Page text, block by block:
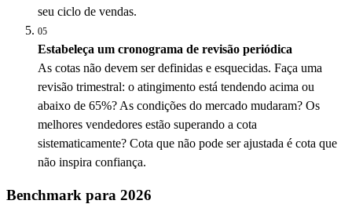
seu ciclo de vendas.
05
Estabeleça um cronograma de revisão periódica
As cotas não devem ser definidas e esquecidas. Faça uma
revisão trimestral: o atingimento está tendendo acima ou
abaixo de 65%? As condições do mercado mudaram? Os
melhores vendedores estão superando a cota
sistematicamente? Cota que não pode ser ajustada é cota que
não inspira confiança.
Benchmark para 2026